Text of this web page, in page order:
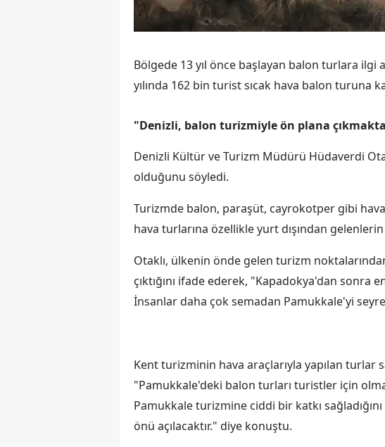
Bölgede 13 yıl önce başlayan balon turlara
yılında 162 bin turist sıcak hava balon turuna
"Denizli, balon turizmiyle ön plana
Denizli Kültür ve Turizm Müdürü Hüdaverdi
olduğunu söyledi.
Turizmde balon, paraşüt, cayrokotper gibi
hava turlarına özellikle yurt dışından
Otaklı, ülkenin önde gelen turizm
çıktığını ifade ederek, "Kapadokya'dan sonra
İnsanlar daha çok semadan Pamukkale'yi
Kent turizminin hava araçlarıyla yapılan turlar
"Pamukkale'deki balon turları turistler için
Pamukkale turizmine ciddi bir katkı
önü açılacaktır." diye konuştu.